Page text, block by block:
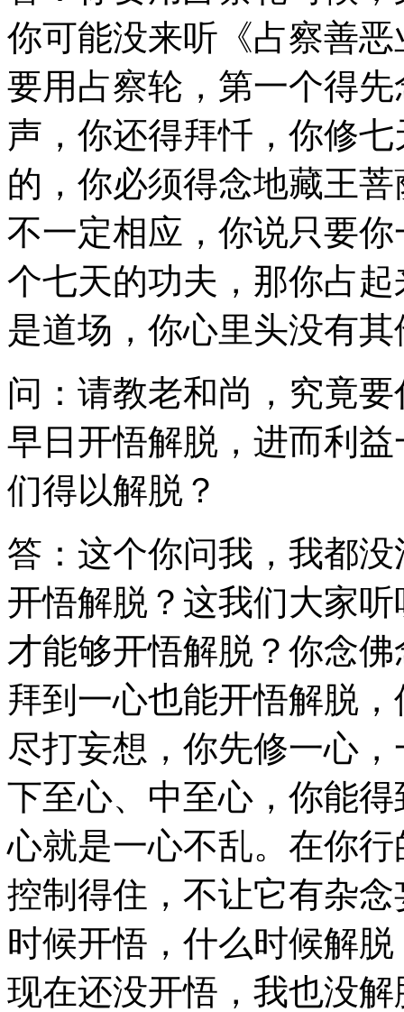
你可能没来听《占察善
要用占察轮，第一个得
声，你还得拜忏，你修
的，你必须得念地藏王
不一定相应，你说只要
个七天的功夫，那你占
是道场，你心里头没有
问：请教老和尚，究竟
早日开悟解脱，进而利
们得以解脱？
答：这个你问我，我都
开悟解脱？这我们大家
才能够开悟解脱？你念
拜到一心也能开悟解脱
尽打妄想，你先修一心
下至心、中至心，你能
心就是一心不乱。在你
控制得住，不让它有杂
时候开悟，什么时候解
现在还没开悟，我也没